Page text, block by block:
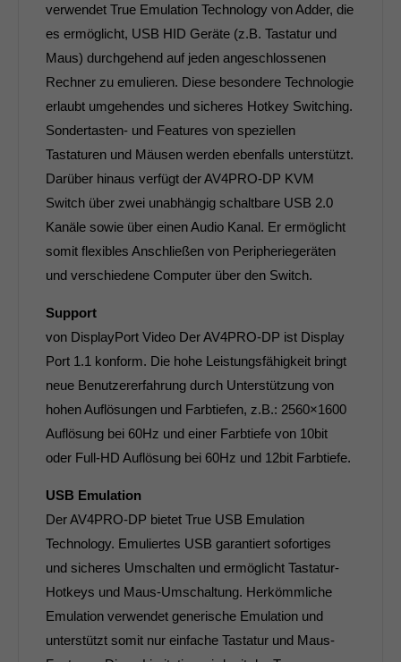
verwendet True Emulation Technology von Adder, die
es ermöglicht, USB HID Geräte (z.B. Tastatur und
Maus) durchgehend auf jeden angeschlossenen
Rechner zu emulieren. Diese besondere Technologie
erlaubt umgehendes und sicheres Hotkey Switching.
Sondertasten- und Features von speziellen
Tastaturen und Mäusen werden ebenfalls unterstützt.
Darüber hinaus verfügt der AV4PRO-DP KVM
Switch über zwei unabhängig schaltbare USB 2.0
Kanäle sowie über einen Audio Kanal. Er ermöglicht
somit flexibles Anschließen von Peripheriegeräten
und verschiedene Computer über den Switch.
Support
von DisplayPort Video Der AV4PRO-DP ist Display
Port 1.1 konform. Die hohe Leistungsfähigkeit bringt
neue Benutzererfahrung durch Unterstützung von
hohen Auflösungen und Farbtiefen, z.B.: 2560×1600
Auflösung bei 60Hz und einer Farbtiefe von 10bit
oder Full-HD Auflösung bei 60Hz und 12bit Farbtiefe.
USB Emulation
Der AV4PRO-DP bietet True USB Emulation
Technology. Emuliertes USB garantiert sofortiges
und sicheres Umschalten und ermöglicht Tastatur-
Hotkeys und Maus-Umschaltung. Herkömmliche
Emulation verwendet generische Emulation und
unterstützt somit nur einfache Tastatur und Maus-